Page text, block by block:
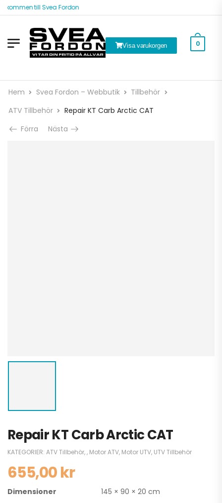
till Svea Fordon
Visa varukorgen 0
Hem Svea Fordon – Webbutik
Tillbehör
ATV Tillbehör
Repair KT Carb Arctic CAT
Förra
Nästa
Repair KT Carb Arctic CAT
KATEGORIER: ATV Tillbehör,, Motor ATV, Motor UTV, UTV Tillbehör
655,00kr
Dimensioner 145 × 90 × 20 cm